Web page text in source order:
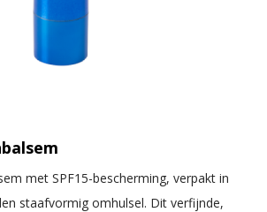
met SPF15-bescherming, verpakt in
staafvormig omhulsel. Dit verfijnde,